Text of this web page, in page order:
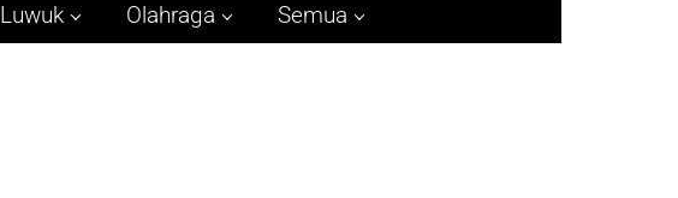
Luwuk Olahraga Semua